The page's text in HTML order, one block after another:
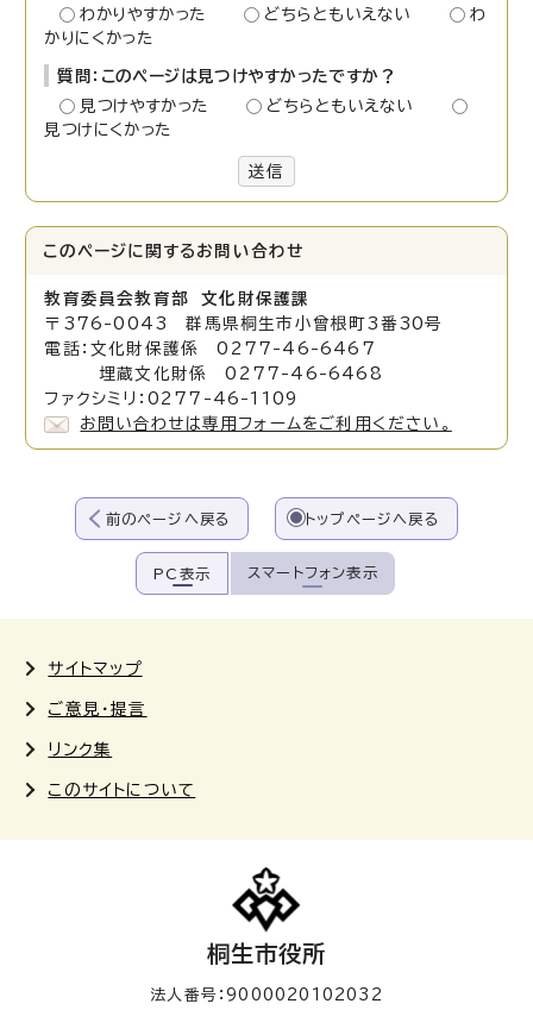
わかりやすかった
どちらともいえない
わ
かりにくかった
質問：このページは見つけやすかったですか？
見つけやすかった
どちらともいえない
見つけにくかった
送信
このページに関する お問い合わせ
教育委員会教育部 文化財保護課
〒376-0043 群馬県桐生市小曾根町3番30号
電話：文化財保護係 0277-46-6467
埋蔵文化財係 0277-46-6468
ファクシミリ：0277-46-1109
お問い合わせは専用フォームをご利用ください。
前のページへ戻る トップページへ戻る
PC表示 スマートフォン表示
サイトマップ
ご意見・提言
リンク集
このサイトについて
桐生市役所
法人番号：9000020102032